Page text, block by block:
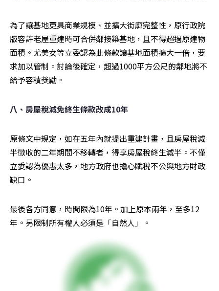
為了讓基地更具商業規模、並擴大街廓完整性，原行政院
版容許老屋重建時可合併鄰接築基地，且不得超過原建物
面積。尤美女等立委認為此條款讓基地面積擴大一倍，要
求加以管制。討論後確定，超過1000平方公尺的鄰地將不
給予容積獎勵。
八、房屋稅減免終生條款改成10年
原條文中規定，如在五年內就提出重建計畫，且房屋稅減
半徵收的二年期間不移轉者，得享房屋稅終生減半。不僅
立委認為優惠太多，地方政府也擔心賦稅不公與地方財政
缺口。
最後各方同意，時間限為10年。加上原本兩年，至多12
年。另限制所有權人必須是「自然人」。